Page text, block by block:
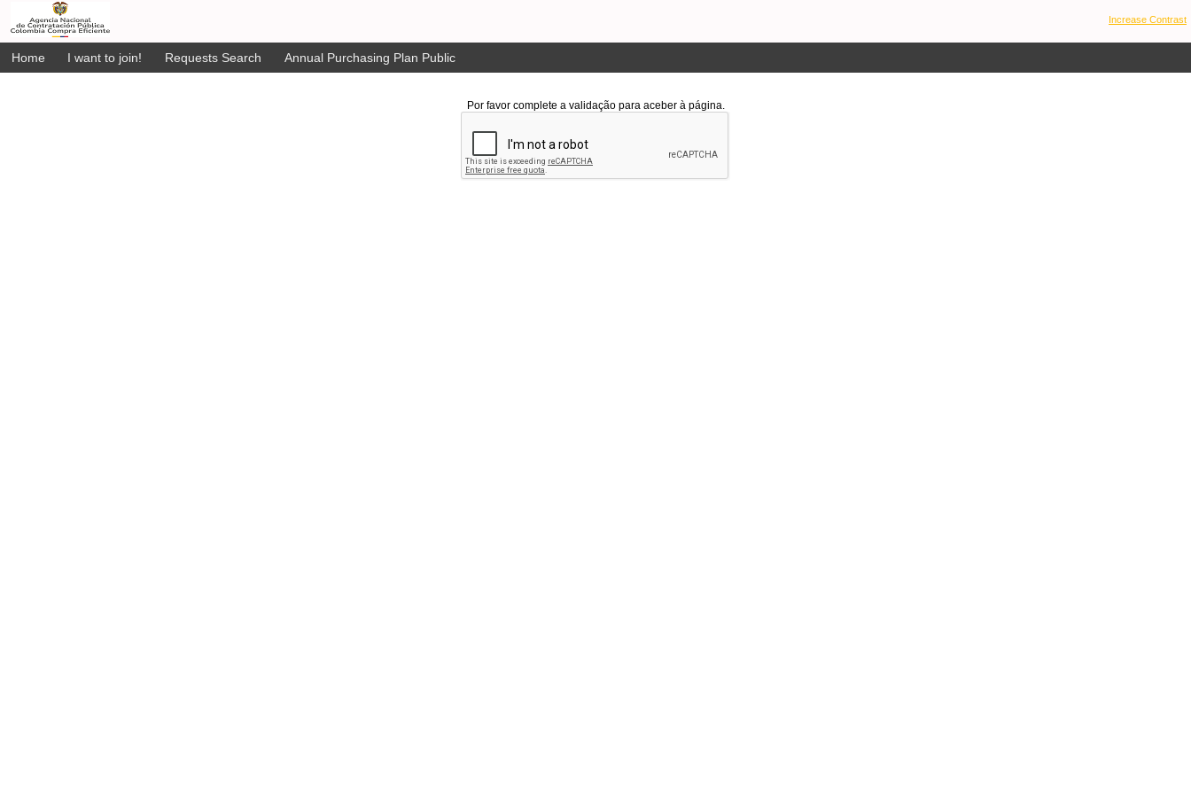
Increase Contrast
Home I want to join! Requests Search Annual Purchasing Plan Public
Por favor complete a validação para aceber à página.